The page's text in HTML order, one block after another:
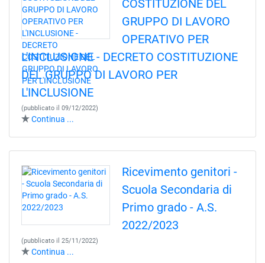
COSTITUZIONE DEL
GRUPPO DI LAVORO
OPERATIVO PER
L'INCLUSIONE - DECRETO COSTITUZIONE
DEL GRUPPO DI LAVORO PER
L'INCLUSIONE
(pubblicato il 09/12/2022)
Continua ...
Ricevimento genitori -
Scuola Secondaria di
Primo grado - A.S.
2022/2023
(pubblicato il 25/11/2022)
Continua ...